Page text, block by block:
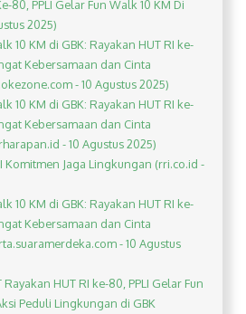
80, PPLI Gelar Fun Walk 10 KM Di
2025)
10 KM di GBK: Rayakan HUT RI ke-
Kebersamaan dan Cinta
- 10 Agustus 2025)
10 KM di GBK: Rayakan HUT RI ke-
Kebersamaan dan Cinta
- 10 Agustus 2025)
Komitmen Jaga Lingkungan (rri.co.id -
10 KM di GBK: Rayakan HUT RI ke-
Kebersamaan dan Cinta
- 10 Agustus
Rayakan HUT RI ke-80, PPLI Gelar Fun
Peduli Lingkungan di GBK